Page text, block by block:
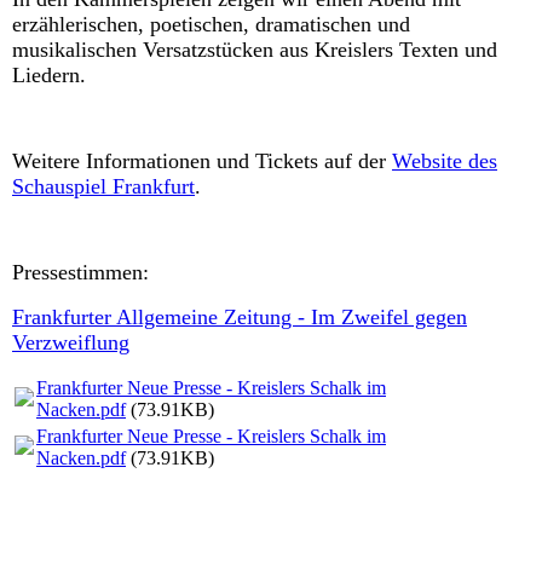
erzählerischen, poetischen, dramatischen und
musikalischen Versatzstücken aus Kreislers Texten und
Liedern.
Weitere Informationen und Tickets auf der Website des
Schauspiel Frankfurt.
Pressestimmen:
Frankfurter Allgemeine Zeitung - Im Zweifel gegen
Verzweiflung
Frankfurter Neue Presse - Kreislers Schalk im
Nacken.pdf(73.91KB)
Frankfurter Neue Presse - Kreislers Schalk im
Nacken.pdf(73.91KB)